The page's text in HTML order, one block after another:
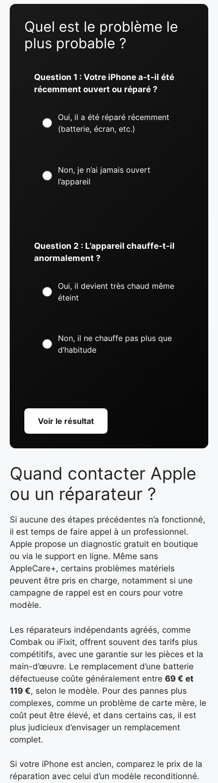
Quel est le problème le
plus probable ?
Question 1 : Votre iPhone a-t-il été
récemment ouvert ou réparé ?
Oui, il a été réparé récemment
(batterie, écran, etc.)
Non, je n’ai jamais ouvert
l’appareil
Question 2 : L’appareil chauffe-t-il
anormalement ?
Oui, il devient très chaud même
éteint
Non, il ne chauffe pas plus que
d’habitude
Voir le résultat
Quand contacter Apple
ou un réparateur ?
Si aucune des étapes précédentes n’a fonctionné,
il est temps de faire appel à un professionnel.
Apple propose un diagnostic gratuit en boutique
ou via le support en ligne. Même sans
AppleCare+, certains problèmes matériels
peuvent être pris en charge, notamment si une
campagne de rappel est en cours pour votre
modèle.
Les réparateurs indépendants agréés, comme
Combak ou iFixit, offrent souvent des tarifs plus
compétitifs, avec une garantie sur les pièces et la
main-d’œuvre. Le remplacement d’une batterie
défectueuse coûte généralement entre 69 € et
119 €, selon le modèle. Pour des pannes plus
complexes, comme un problème de carte mère, le
coût peut être élevé, et dans certains cas, il est
plus judicieux d’envisager un remplacement
complet.
Si votre iPhone est ancien, comparez le prix de la
réparation avec celui d’un modèle reconditionné.